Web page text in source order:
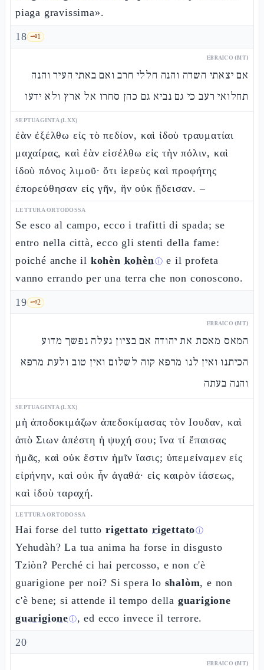
piaga gravissima».
18 🗝️1
EBRAICO (MT)
אם יצאתי השדה והנה חללי חרב ואם באתי העיר והנה
תחלואי רעב כי גם נביא גם כהן סחרו אל ארץ ולא ידעו
SEPTUAGINTA (LXX)
ἐὰν ἐξέλθω εἰς τὸ πεδίον, καὶ ἰδοὺ τραυματίαι
μαχαίρας, καὶ ἐὰν εἰσέλθω εἰς τὴν πόλιν, καὶ
ἰδοὺ πόνος λιμοῦ· ὅτι ἱερεὺς καὶ προφήτης
ἐπορεύθησαν εἰς γῆν, ἣν οὐκ ᾔδεισαν. –
LETTURA ORTODOSSA
Se esco al campo, ecco i trafitti di spada; se
entro nella città, ecco gli stenti della fame:
poiché anche il kohèn kohènⓘ e il profeta
vanno errando per una terra che non conoscono.
19 🗝️2
EBRAICO (MT)
המאס מאסת את יהודה אם בציון געלה נפשך מדוע
הכיתנו ואין לנו מרפא קוה לשלום ואין טוב ולעת מרפא
והנה בעתה
SEPTUAGINTA (LXX)
μὴ ἀποδοκιμάζων ἀπεδοκίμασας τὸν Ιουδαν, καὶ
ἀπὸ Σιων ἀπέστη ἡ ψυχή σου; ἵνα τί ἔπαισας
ἡμᾶς, καὶ οὐκ ἔστιν ἡμῖν ἴασις; ὑπεμείναμεν εἰς
εἰρήνην, καὶ οὐκ ἦν ἀγαθά· εἰς καιρὸν ἰάσεως,
καὶ ἰδοὺ ταραχή.
LETTURA ORTODOSSA
Hai forse del tutto rigettato rigettatoⓘ
Yehudàh? La tua anima ha forse in disgusto
Tziòn? Perché ci hai percosso, e non c'è
guarigione per noi? Si spera lo shalòm, e non
c'è bene; si attende il tempo della guarigione
guarigioneⓘ, ed ecco invece il terrore.
20
EBRAICO (MT)